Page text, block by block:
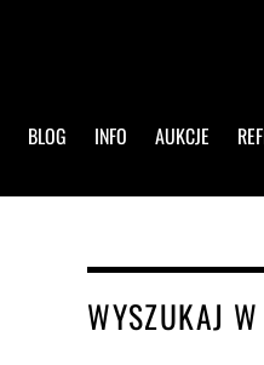
BLOG INFO AUKCJE
WYSZUKAJ